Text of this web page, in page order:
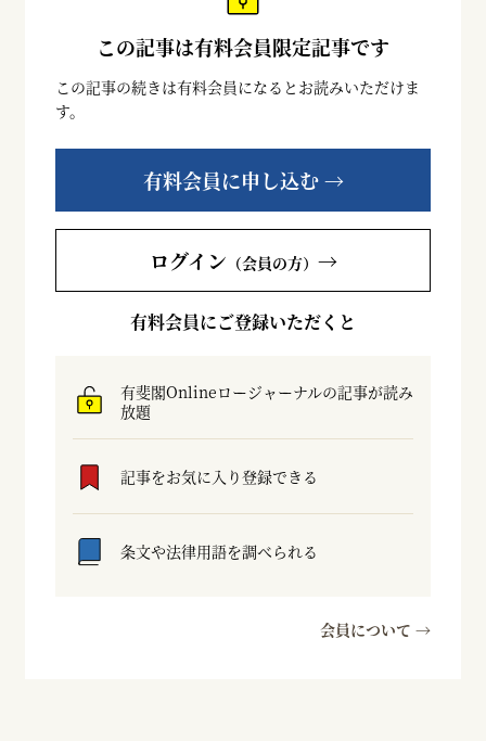
この記事は有料会員限定記事です
この記事の続きは有料会員になるとお読みいただけま
す。
有料会員に申し込む →
ログイン （会員の方） →
有料会員にご登録いただくと
有斐閣Onlineロージャーナルの記事が読み
放題
記事をお気に入り登録できる
条文や法律用語を調べられる
会員について →